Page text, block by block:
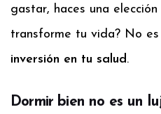
gastar, haces una
transforme tu vida? No
inversión en tu salud.
Dormir bien no es un